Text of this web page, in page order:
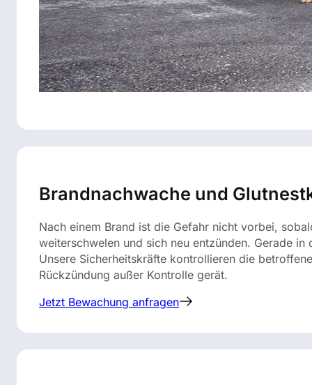
Brandnachwache und
Nach einem Brand ist die Gefahr nicht vorbei,
weiterschwelen und sich neu entzünden. Gerade
Unsere Sicherheitskräfte kontrollieren die
Rückzündung außer Kontrolle gerät.
Jetzt Bewachung anfragen